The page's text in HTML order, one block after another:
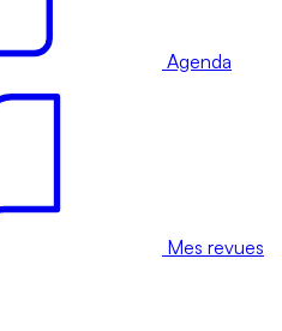
Agenda
Mes revues